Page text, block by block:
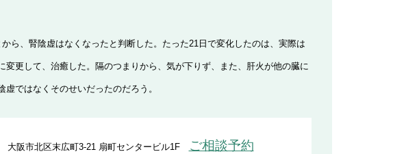
ら、腎陰虚はなくなったと判断した。たった21日で変化したのは、実際は
更して、治癒した。隔のつまりから、気が下りず、また、肝火が他の臓に
ではなくそのせいだったのだろう。
大阪市北区末広町3-21 扇町センタービル1F ご相談予約